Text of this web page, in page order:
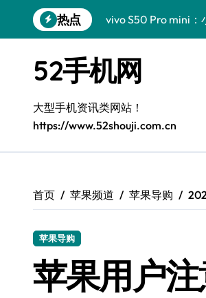
到
热点
vivo S50 Pro mini：
三星Galaxy S26震
Galaxy S25 Ultra颜
Galaxy S24+惊艳上
Galaxy S26+颜值爆
Galaxy Z Flip6：折
52手机网
大型手机资讯类网站！
https://www.52shouji.com.cn
首页 苹果频道 苹果导购
苹果导购
苹果用户